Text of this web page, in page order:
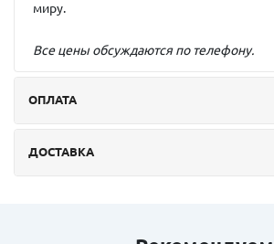
миру.
Все цены обсуждаются по телефону.
ОПЛАТА
ДОСТАВКА